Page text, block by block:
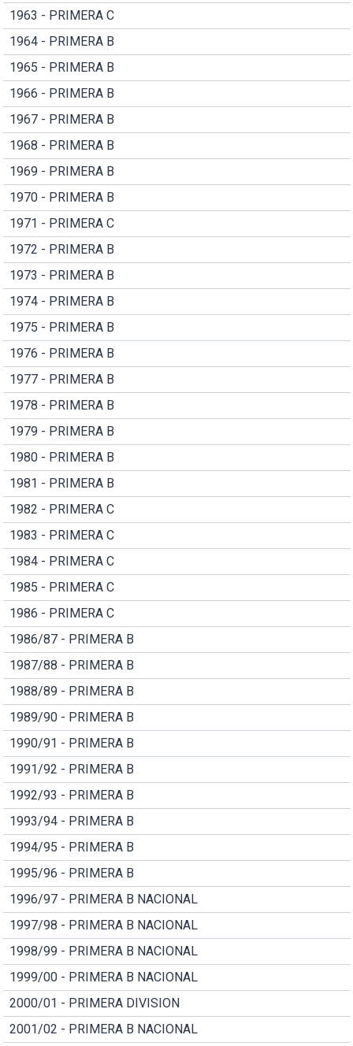
1963 - PRIMERA C
1964 - PRIMERA B
1965 - PRIMERA B
1966 - PRIMERA B
1967 - PRIMERA B
1968 - PRIMERA B
1969 - PRIMERA B
1970 - PRIMERA B
1971 - PRIMERA C
1972 - PRIMERA B
1973 - PRIMERA B
1974 - PRIMERA B
1975 - PRIMERA B
1976 - PRIMERA B
1977 - PRIMERA B
1978 - PRIMERA B
1979 - PRIMERA B
1980 - PRIMERA B
1981 - PRIMERA B
1982 - PRIMERA C
1983 - PRIMERA C
1984 - PRIMERA C
1985 - PRIMERA C
1986 - PRIMERA C
1986/87 - PRIMERA B
1987/88 - PRIMERA B
1988/89 - PRIMERA B
1989/90 - PRIMERA B
1990/91 - PRIMERA B
1991/92 - PRIMERA B
1992/93 - PRIMERA B
1993/94 - PRIMERA B
1994/95 - PRIMERA B
1995/96 - PRIMERA B
1996/97 - PRIMERA B NACIONAL
1997/98 - PRIMERA B NACIONAL
1998/99 - PRIMERA B NACIONAL
1999/00 - PRIMERA B NACIONAL
2000/01 - PRIMERA DIVISION
2001/02 - PRIMERA B NACIONAL